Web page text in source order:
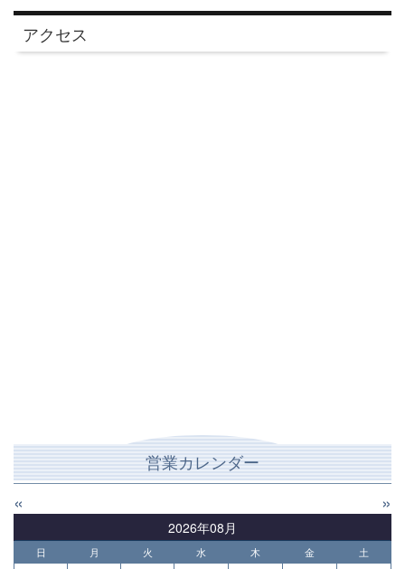
アクセス
営業カレンダー
« »
2026年08月
日 月 火 水 木 金 土